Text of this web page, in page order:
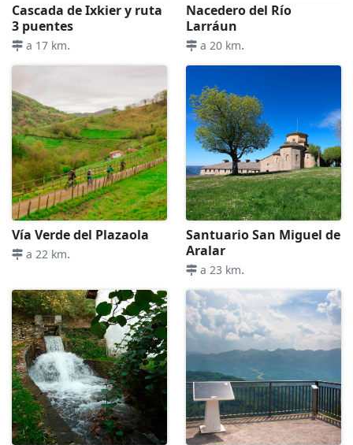
Cascada de Ixkier y ruta
3 puentes
a 17 km.
Nacedero del Río
Larráun
a 20 km.
Vía Verde del Plazaola
a 22 km.
Santuario San Miguel de
Aralar
a 23 km.